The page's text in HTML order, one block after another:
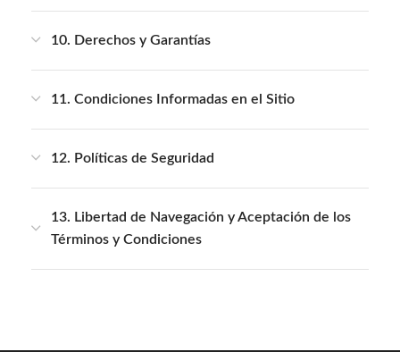
10. Derechos y Garantías
11. Condiciones Informadas en el Sitio
12. Políticas de Seguridad
13. Libertad de Navegación y Aceptación de los
Términos y Condiciones